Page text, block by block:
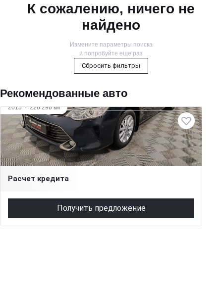
К сожалению, ничего не
найдено
Измените параметры поиска
и попробуйте еще раз
Сбросить фильтры
Рекомендованные авто
2015·226 296 км
Toyota Camry
2 л (150 л.с.), АКПП, бензин, передний
1 549 000 ₽
Расчет кредита
Получить предложение